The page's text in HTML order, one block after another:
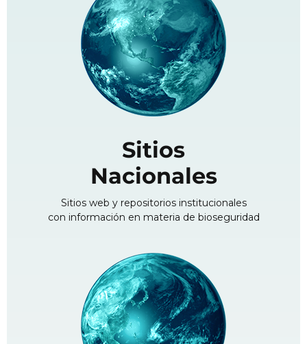
Sitios
Nacionales
Sitios web y repositorios institucionales
con información en materia de bioseguridad